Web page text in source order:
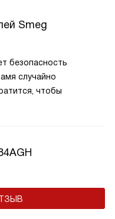
Smeg
безопасность
случайно
чтобы